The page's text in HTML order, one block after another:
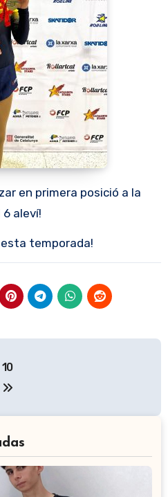
6 aleví!
temporada!